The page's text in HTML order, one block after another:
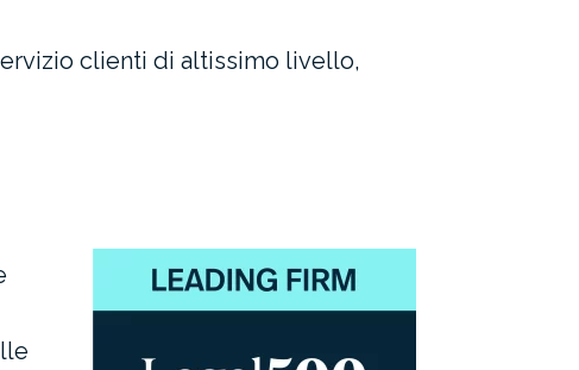
clienti di altissimo livello,